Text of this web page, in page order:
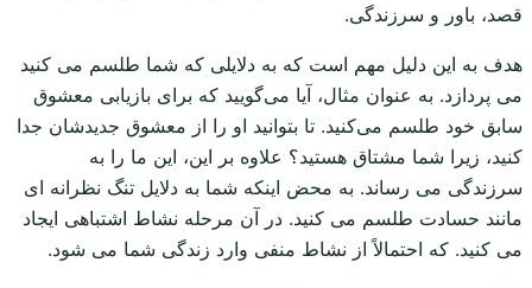
قصد، باور و سرزندگی.
هدف به این دلیل مهم است که به دلایلی که شما طلسم می کنید
می پردازد. به عنوان مثال، آیا می‌گویید که برای بازیابی معشوق
سابق خود طلسم می‌کنید. تا بتوانید او را از معشوق جدیدشان جدا
کنید، زیرا شما مشتاق هستید؟ علاوه بر این، این ما را به
سرزندگی می رساند. به محض اینکه شما به دلایل تنگ نظرانه ای
مانند حسادت طلسم می کنید. در آن مرحله نشاط اشتباهی ایجاد
می کنید. که احتمالاً از نشاط منفی وارد زندگی شما می شود.